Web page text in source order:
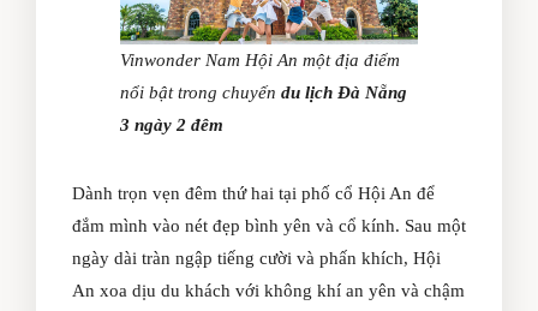
Vinwonder Nam Hội An một địa điểm
nổi bật trong chuyến du lịch Đà Nẵng
3 ngày 2 đêm
Dành trọn vẹn đêm thứ hai tại phố cổ Hội An để
đắm mình vào nét đẹp bình yên và cổ kính. Sau một
ngày dài tràn ngập tiếng cười và phấn khích, Hội
An xoa dịu du khách với không khí an yên và chậm